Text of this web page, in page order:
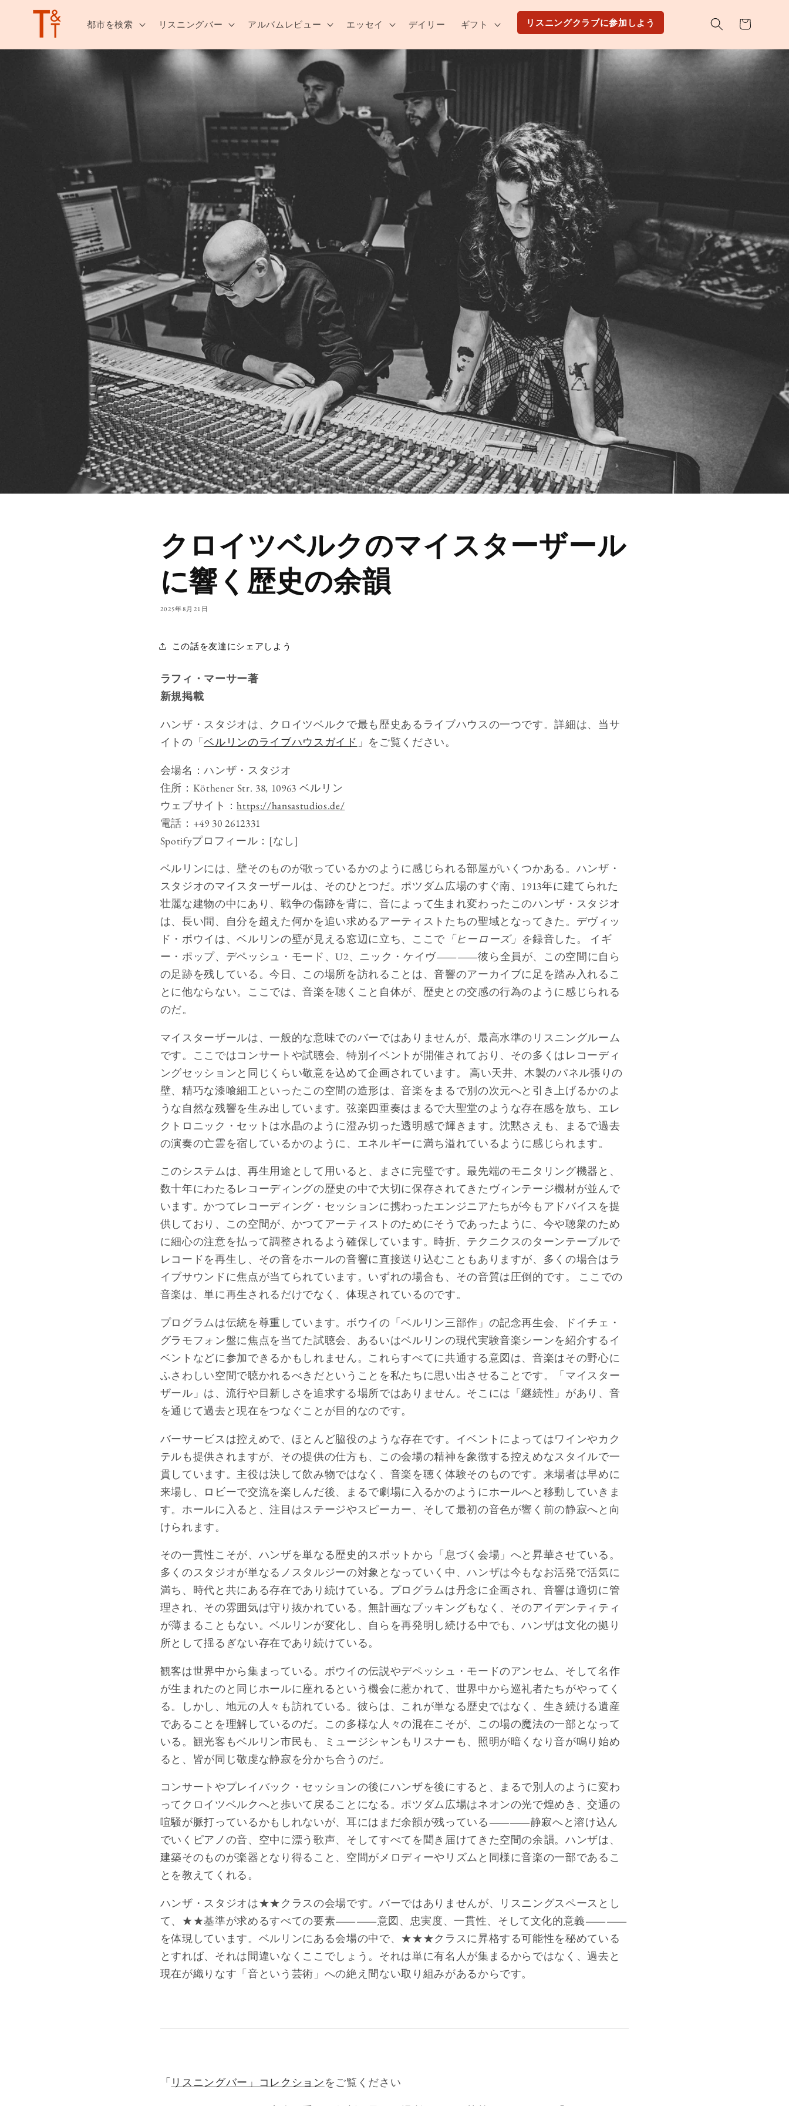
ンツへ
スキッ
都市を検索 リスニングバー アルバムレビュー エッセイ デイリー ギフト リスニングクラブに参加しよう
ー
クロイツベルクのマイスターザール
に響く歴史の余韻
2025年8月21日
この話を友達にシェアしよう
ラフィ・マーサー著
新規掲載
ハンザ・スタジオは、クロイツベルクで最も歴史あるライブハウスの一つです。詳細は、当サ
イトの「ベルリンのライブハウスガイド 」をご覧ください。
会場名：ハンザ・スタジオ
住所：Köthener Str. 38, 10963 ベルリン
ウェブサイト：https://hansastudios.de/
電話：+49 30 2612331
Spotifyプロフィール：[なし]
ベルリンには、壁そのものが歌っているかのように感じられる部屋がいくつかある。ハンザ・
スタジオのマイスターザールは、そのひとつだ。ポツダム広場のすぐ南、1913年に建てられた
壮麗な建物の中にあり、戦争の傷跡を背に、音によって生まれ変わったこのハンザ・スタジオ
は、長い間、自分を超えた何かを追い求めるアーティストたちの聖域となってきた。デヴィッ
ド・ボウイは、ベルリンの壁が見える窓辺に立ち、ここで「ヒーローズ」を録音した。 イギ
ー・ポップ、デペッシュ・モード、U2、ニック・ケイヴ――彼ら全員が、この空間に自ら
の足跡を残している。今日、この場所を訪れることは、音響のアーカイブに足を踏み入れるこ
とに他ならない。ここでは、音楽を聴くこと自体が、歴史との交感の行為のように感じられる
のだ。
マイスターザールは、一般的な意味でのバーではありませんが、最高水準のリスニングルーム
です。ここではコンサートや試聴会、特別イベントが開催されており、その多くはレコーディ
ングセッションと同じくらい敬意を込めて企画されています。 高い天井、木製のパネル張りの
壁、精巧な漆喰細工といったこの空間の造形は、音楽をまるで別の次元へと引き上げるかのよ
うな自然な残響を生み出しています。弦楽四重奏はまるで大聖堂のような存在感を放ち、エレ
クトロニック・セットは水晶のように澄み切った透明感で輝きます。沈黙さえも、まるで過去
の演奏の亡霊を宿しているかのように、エネルギーに満ち溢れているように感じられます。
このシステムは、再生用途として用いると、まさに完璧です。最先端のモニタリング機器と、
数十年にわたるレコーディングの歴史の中で大切に保存されてきたヴィンテージ機材が並んで
います。かつてレコーディング・セッションに携わったエンジニアたちが今もアドバイスを提
供しており、この空間が、かつてアーティストのためにそうであったように、今や聴衆のため
に細心の注意を払って調整されるよう確保しています。時折、テクニクスのターンテーブルで
レコードを再生し、その音をホールの音響に直接送り込むこともありますが、多くの場合はラ
イブサウンドに焦点が当てられています。いずれの場合も、その音質は圧倒的です。 ここでの
音楽は、単に再生されるだけでなく、体現されているのです。
プログラムは伝統を尊重しています。ボウイの「ベルリン三部作」の記念再生会、ドイチェ・
グラモフォン盤に焦点を当てた試聴会、あるいはベルリンの現代実験音楽シーンを紹介するイ
ベントなどに参加できるかもしれません。これらすべてに共通する意図は、音楽はその野心に
ふさわしい空間で聴かれるべきだということを私たちに思い出させることです。「マイスター
ザール」は、流行や目新しさを追求する場所ではありません。そこには「継続性」があり、音
を通じて過去と現在をつなぐことが目的なのです。
バーサービスは控えめで、ほとんど脇役のような存在です。イベントによってはワインやカク
テルも提供されますが、その提供の仕方も、この会場の精神を象徴する控えめなスタイルで一
貫しています。主役は決して飲み物ではなく、音楽を聴く体験そのものです。来場者は早めに
来場し、ロビーで交流を楽しんだ後、まるで劇場に入るかのようにホールへと移動していきま
す。ホールに入ると、注目はステージやスピーカー、そして最初の音色が響く前の静寂へと向
けられます。
その一貫性こそが、ハンザを単なる歴史的スポットから「息づく会場」へと昇華させている。
多くのスタジオが単なるノスタルジーの対象となっていく中、ハンザは今もなお活発で活気に
満ち、時代と共にある存在であり続けている。プログラムは丹念に企画され、音響は適切に管
理され、その雰囲気は守り抜かれている。無計画なブッキングもなく、そのアイデンティティ
が薄まることもない。ベルリンが変化し、自らを再発明し続ける中でも、ハンザは文化の拠り
所として揺るぎない存在であり続けている。
観客は世界中から集まっている。ボウイの伝説やデペッシュ・モードのアンセム、そして名作
が生まれたのと同じホールに座れるという機会に惹かれて、世界中から巡礼者たちがやってく
る。しかし、地元の人々も訪れている。彼らは、これが単なる歴史ではなく、生き続ける遺産
であることを理解しているのだ。この多様な人々の混在こそが、この場の魔法の一部となって
いる。観光客もベルリン市民も、ミュージシャンもリスナーも、照明が暗くなり音が鳴り始め
ると、皆が同じ敬虔な静寂を分かち合うのだ。
コンサートやプレイバック・セッションの後にハンザを後にすると、まるで別人のように変わ
ってクロイツベルクへと歩いて戻ることになる。ポツダム広場はネオンの光で煌めき、交通の
喧騒が脈打っているかもしれないが、耳にはまだ余韻が残っている――静寂へと溶け込ん
でいくピアノの音、空中に漂う歌声、そしてすべてを聞き届けてきた空間の余韻。ハンザは、
建築そのものが楽器となり得ること、空間がメロディーやリズムと同様に音楽の一部であるこ
とを教えてくれる。
ハンザ・スタジオは★★クラスの会場です。バーではありませんが、リスニングスペースとし
て、★★基準が求めるすべての要素――意図、忠実度、一貫性、そして文化的意義――
を体現しています。ベルリンにある会場の中で、★★★クラスに昇格する可能性を秘めている
とすれば、それは間違いなくここでしょう。それは単に有名人が集まるからではなく、過去と
現在が織りなす「音という芸術」への絶え間ない取り組みがあるからです。
「 リスニングバー」コレクションをご覧ください